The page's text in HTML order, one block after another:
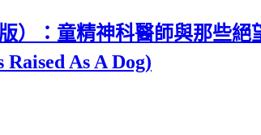
）：童精神科醫師與那些
As A Dog)